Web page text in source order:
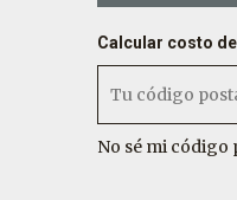
Calcular costo
No sé mi código